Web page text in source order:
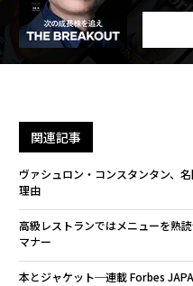
関連記事
ヴァシュロン・コンスタンタン、
理由
高級レストランではメニューを熟
マナー
本とジャケット─連載 Forbes